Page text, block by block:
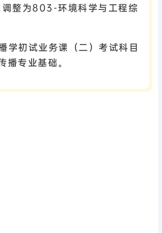
整为803-环境科学与工程综
初试业务课（二）考试科目
专业基础。